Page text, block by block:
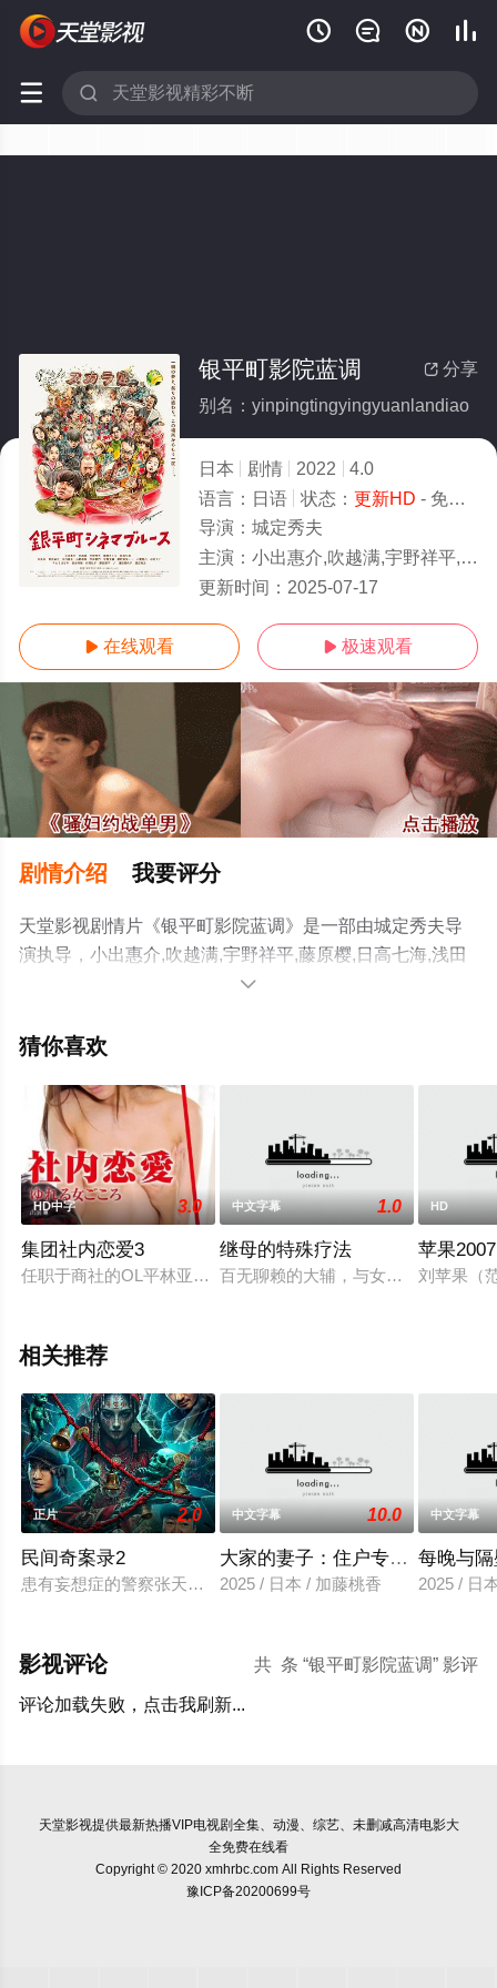
   
 
更新HD
 分享
银平町影院蓝调
别名：yinpingtingyingyuanlandiao
日本 剧情 2022
4.0
语言： 日语 状态： 更新HD - 免费在线观看
导演： 城定秀夫
主演： 小出惠介,吹越满,宇野祥平,藤原樱,日高七海,浅田美代子,渡边裕之,中岛步,小野莉奈
更新时间： 2025-07-17
 在线观看  极速观看
剧情介绍 我要评分
天堂影视剧情片《银平町影院蓝调》是一部由城定秀夫导
演执导，小出惠介,吹越满,宇野祥平,藤原樱,日高七海,浅田
美代子,渡边裕之,中岛步,小野莉奈,平井亚门,加治将树,片冈
观看高清无删减完整版电影大全就上天堂电影网，更多剧

猜你喜欢
HD中字 3.0
集团社内恋爱3
任职于商社的OL平林亚美在30岁生日前夕，开始变得有点紧张
中文字幕 1.0
继母的特殊疗法
百无聊赖的大辅，与女友的性生活总
HD
苹果2007
刘苹果（
相关推荐
正片 2.0
民间奇案录2
患有妄想症的警察张天盛遇上一起离奇的神像杀人事件，勘案过
中文字幕 10.0
大家的妻子：住户专用洞口
2025 / 日本 / 加藤桃香
中文字幕
每晚与
2025 / 日
共 条 “银平町影院蓝调” 影评
影视评论
评论加载失败，点击我刷新...
天堂影视提供最新热播VIP电视剧全集、动漫、综艺、未删减高清电影大
全免费在线看
Copyright © 2020 xmhrbc.com All Rights Reserved
豫ICP备20200699号